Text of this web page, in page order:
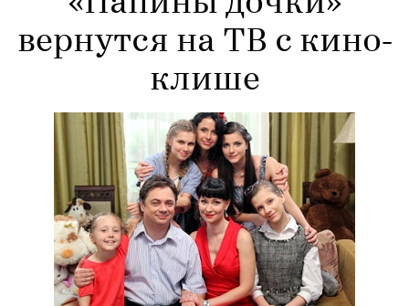
RANKING INDUSTRY
EVENTS ARCHIVE
Войти
вернутся на ТВ с кино-
клише